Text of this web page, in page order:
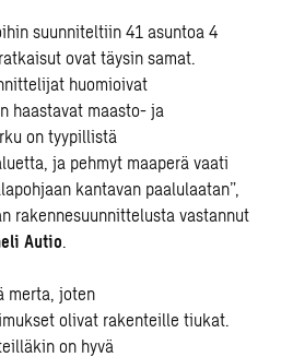
suunniteltiin 41 asuntoa 4
ovat täysin samat.
huomioivat
haastavat maasto- ja
on tyypillistä
ja pehmyt maaperä vaati
kantavan paalulaatan”,
rakennesuunnittelusta vastannut
Autio.
merta, joten
olivat rakenteille tiukat.
on hyvä